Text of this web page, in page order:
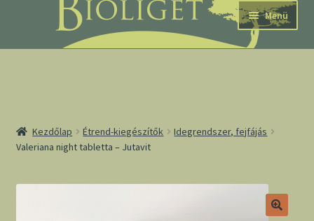
navigációhoz
tartalomba
Menü
Kezdőlap Étrend-kiegészítők
Idegrendszer, fejfájás
Valeriana night tabletta – Jutavit